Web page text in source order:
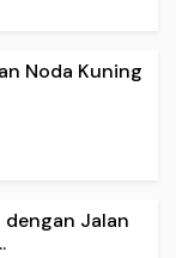
Noda Kuning
dengan Jalan